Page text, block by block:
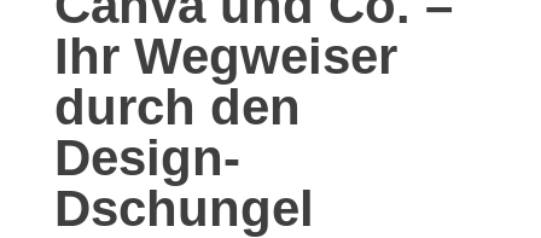
Ihr Wegweiser
durch den
Design-
Dschungel